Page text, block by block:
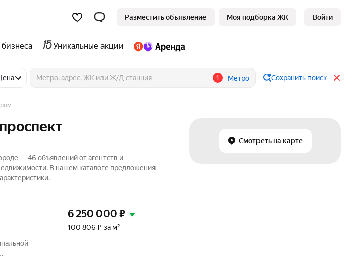
Разместить объявление Моя подборка ЖК Войти
Уникальные акции
1 Метро Сохранить поиск
Смотреть на карте
— 46 объявлений от агентств и
В нашем каталоге предложения
6 250 000 ₽
100 806 ₽ за м²